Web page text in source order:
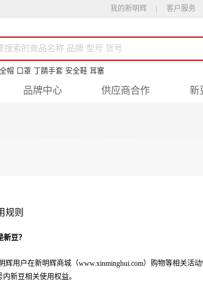
我的新明辉 客户服务
帽 口罩 丁腈手套 安全鞋 耳塞
品牌中心 供应商合作 新
规则
豆？
辉用户在新明辉商城（www.xinminghui.com）购物等相关活
新豆相关使用权益。